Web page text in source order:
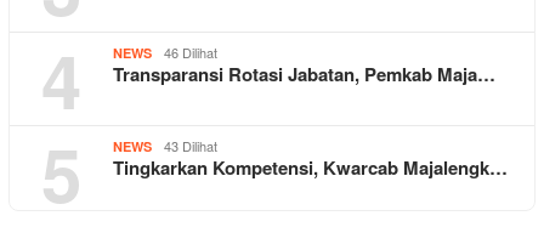
4 NEWS 46 Dilihat
Transparansi Rotasi Jabatan, Pemkab Maja…
5 NEWS 43 Dilihat
Tingkarkan Kompetensi, Kwarcab Majalengk…